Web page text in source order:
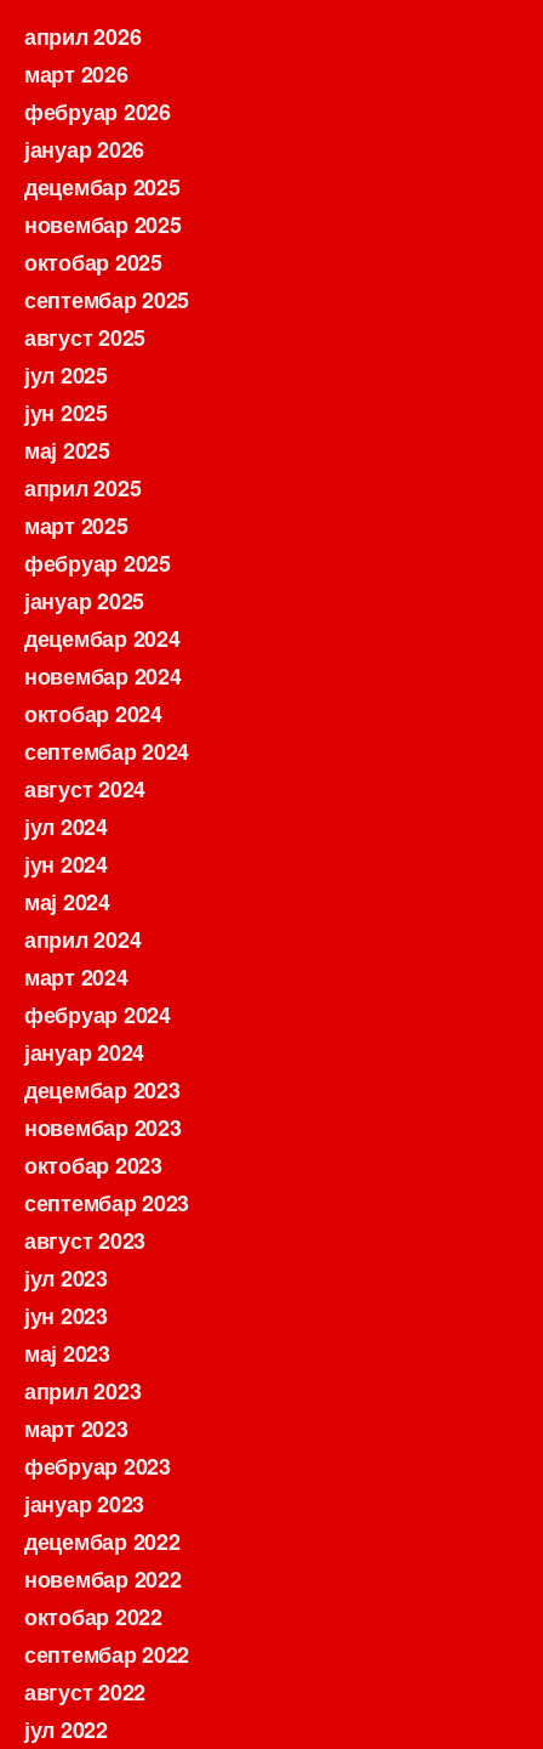
април 2026
март 2026
фебруар 2026
јануар 2026
децембар 2025
новембар 2025
октобар 2025
септембар 2025
август 2025
јул 2025
јун 2025
мај 2025
април 2025
март 2025
фебруар 2025
јануар 2025
децембар 2024
новембар 2024
октобар 2024
септембар 2024
август 2024
јул 2024
јун 2024
мај 2024
април 2024
март 2024
фебруар 2024
јануар 2024
децембар 2023
новембар 2023
октобар 2023
септембар 2023
август 2023
јул 2023
јун 2023
мај 2023
април 2023
март 2023
фебруар 2023
јануар 2023
децембар 2022
новембар 2022
октобар 2022
септембар 2022
август 2022
јул 2022